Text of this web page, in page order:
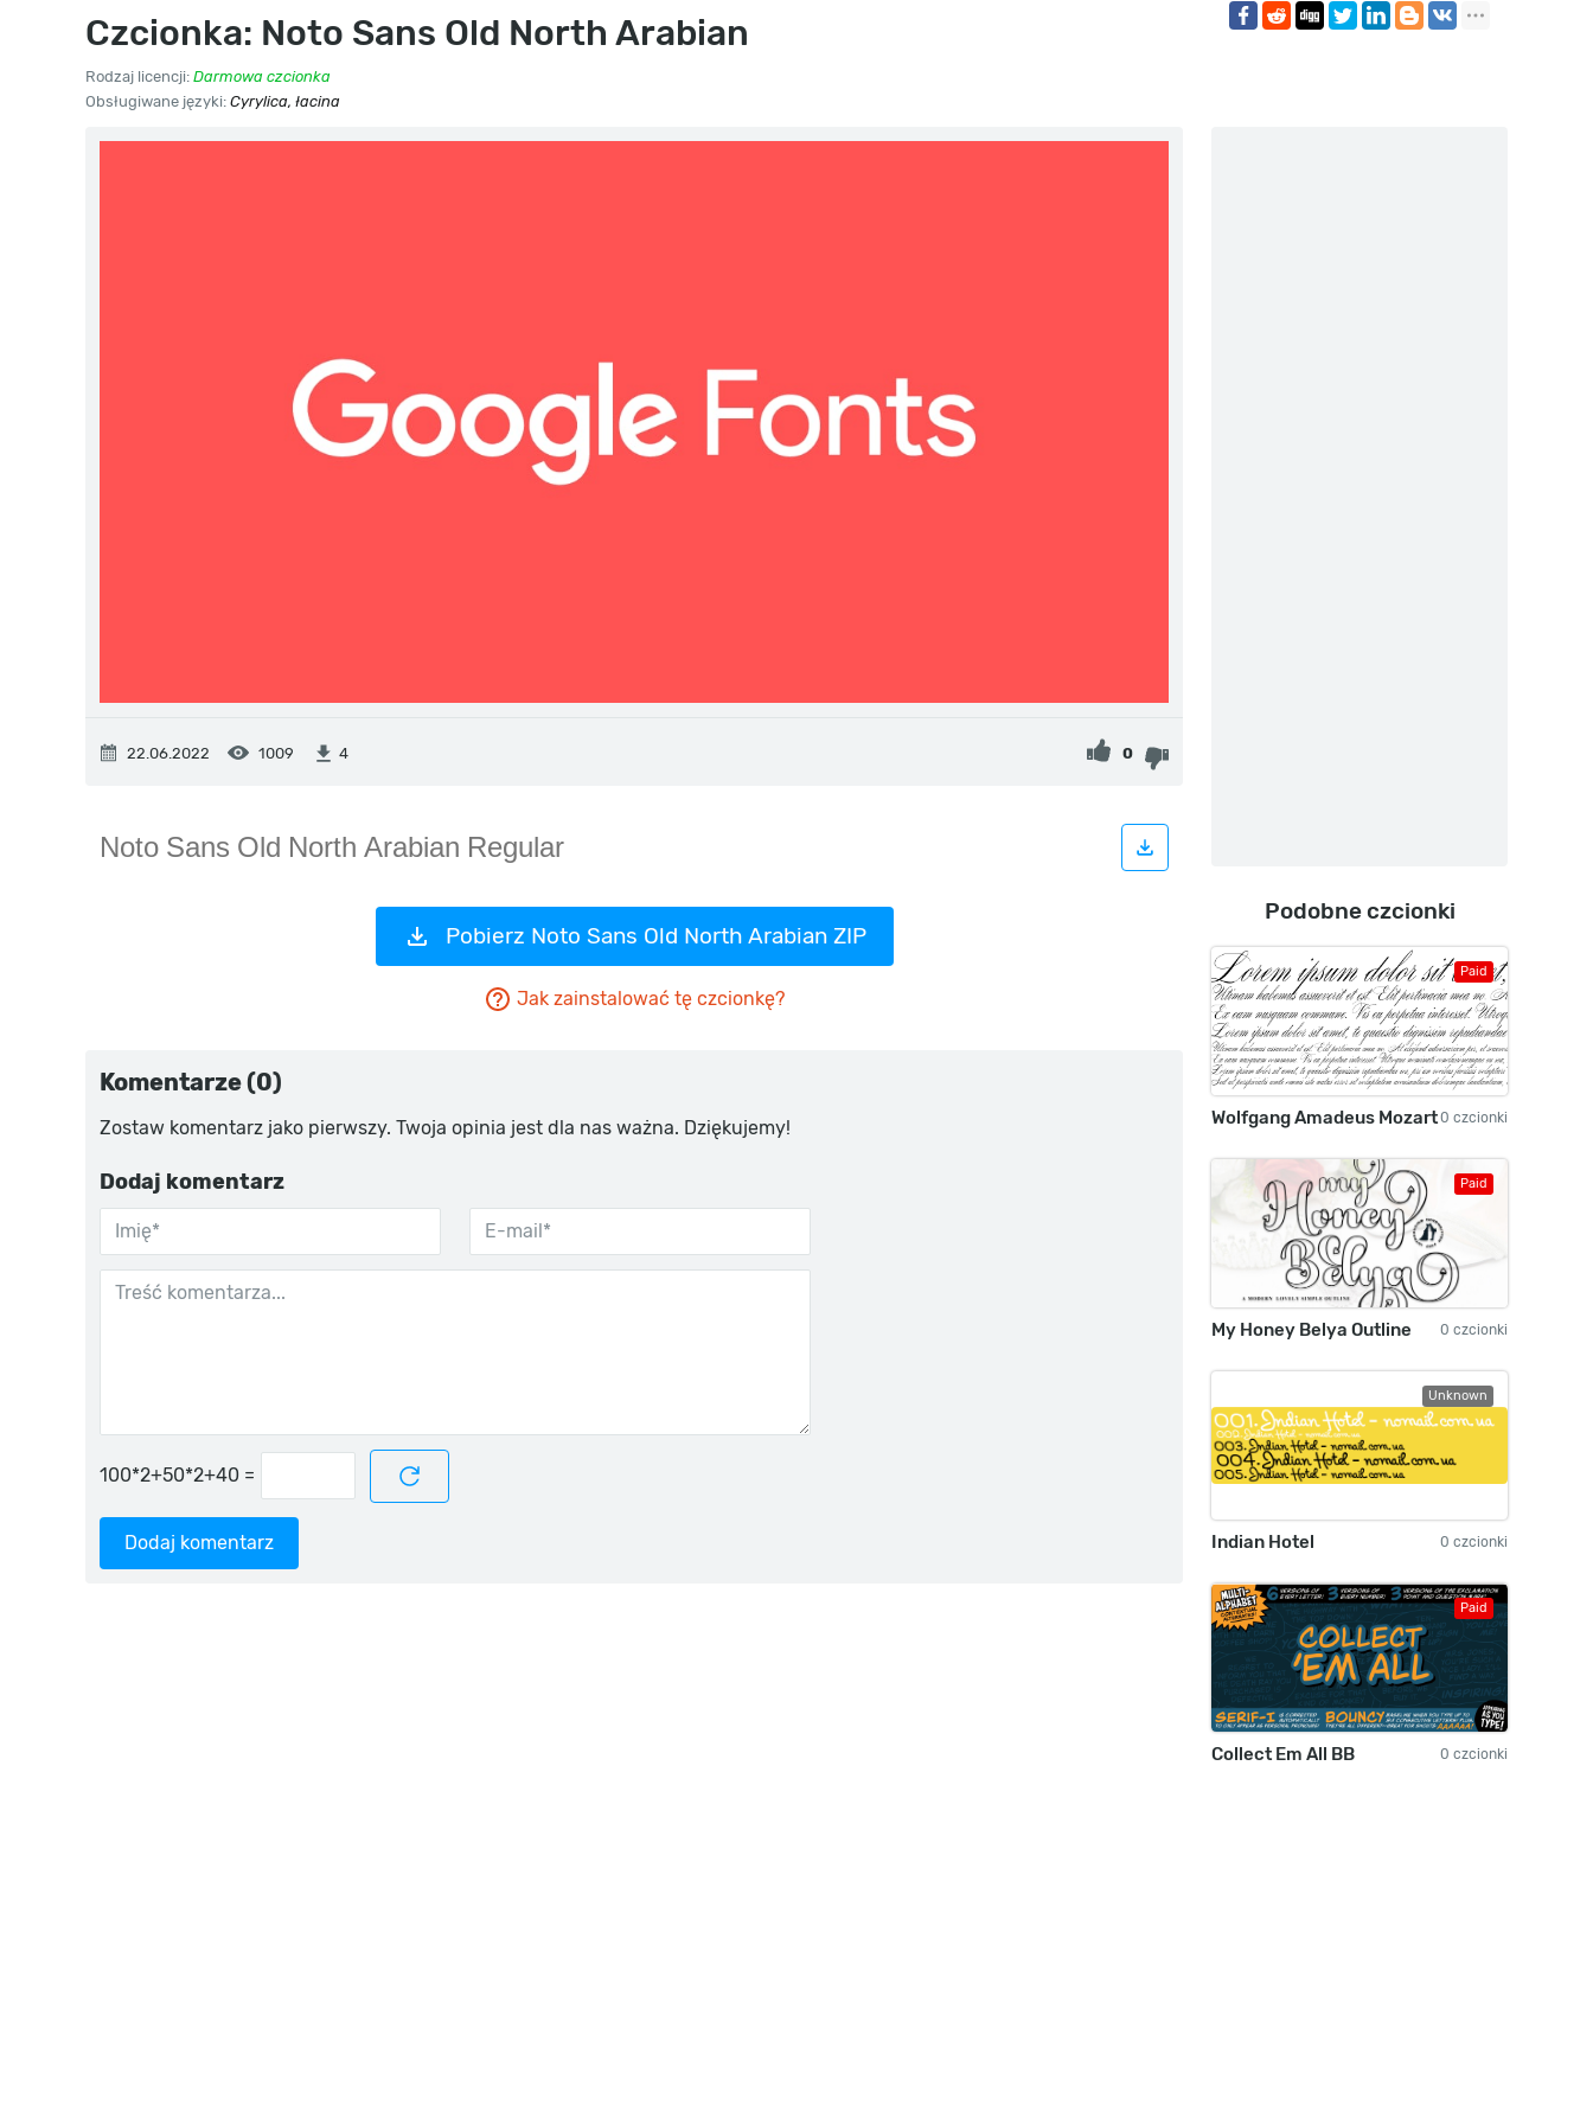
Czcionka: Noto Sans Old North Arabian
Rodzaj licencji: Darmowa czcionka
Obsługiwane języki: Cyrylica, łacina
22.06.2022 1009 4 0
Pobierz Noto Sans Old North Arabian ZIP
Jak zainstalować tę czcionkę?
Komentarze (0)
Zostaw komentarz jako pierwszy. Twoja opinia jest dla nas ważna. Dziękujemy!
Dodaj komentarz
=
Dodaj komentarz
Podobne czcionki
Paid
Wolfgang Amadeus Mozart0 czcionki
Paid
My Honey Belya Outline 0 czcionki
Unknown
Indian Hotel 0 czcionki
Paid
Collect Em All BB 0 czcionki